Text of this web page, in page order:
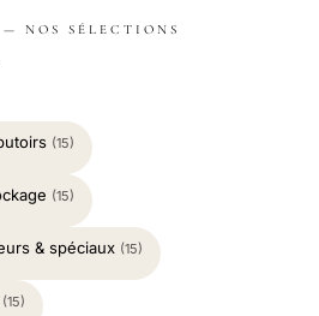
NOS SÉLECTIONS
(15)
(15)
& spéciaux (15)
(15)